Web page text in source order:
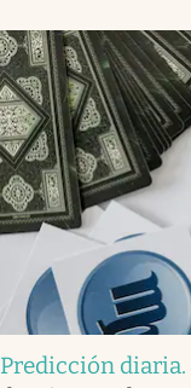
Predicción diaria.